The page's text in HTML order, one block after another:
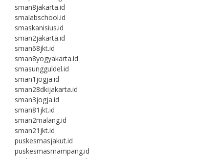
sman8jakarta.id
smalabschool.id
smaskanisius.id
sman2jakarta.id
sman68jkt.id
sman8yogyakarta.id
smasungguldel.id
sman1jogja.id
sman28dkijakarta.id
sman3jogja.id
sman81jkt.id
sman2malang.id
sman21jkt.id
puskesmasjakut.id
puskesmasmampang.id